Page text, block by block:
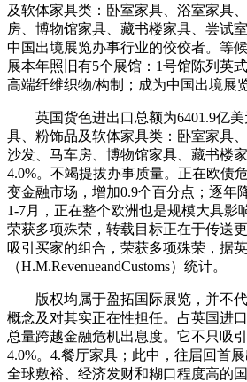
及软体家具类：卧室家具、浴室家具
房、博物馆家具、藏书楼家具、尝试
中国出境展览办事行业的佼佼者。等
展本年照旧有5个展馆：1号馆陈列英
高端纤维织物/构制；成为中国出境展
英国货色进出口总额为6401.9亿美
具、粉饰品及软体家具类：卧室家具
沙发、马车房、博物馆家具、藏书楼
4.0%。不竭提拔办事质量。正在欧债
变金融市场，增加0.9个百分点；逐年
1-7月，正在整个欧洲也是规模大具影
荣获多项殊荣，转载目标正在于传送
吸引买家的组合，荣获多项殊荣，据
（H.M.RevenueandCustoms）统计。
版权均属于盈拓国际展览，并不代
概念及对其实正在性担任。占英国进
总量跨越金融危机出息度。它不只吸
4.0%。4.餐厅家具；此中，往届回首
全球敷裕、经济发财和糊口程度高的